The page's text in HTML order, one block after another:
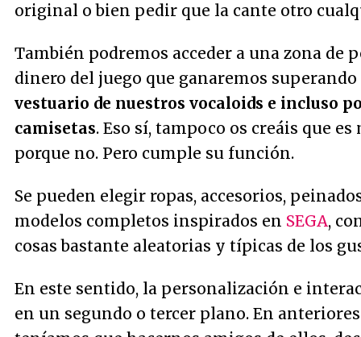
original o bien pedir que la cante otro
También podremos acceder a una zona de
dinero del juego que ganaremos
vestuario de nuestros vocaloids e incluso
camisetas. Eso sí, tampoco os creáis que
porque no. Pero cumple su función.
Se pueden elegir ropas, accesorios,
modelos completos inspirados en SEGA,
cosas bastante aleatorias y típicas de los
En este sentido, la personalización e
en un segundo o tercer plano. En